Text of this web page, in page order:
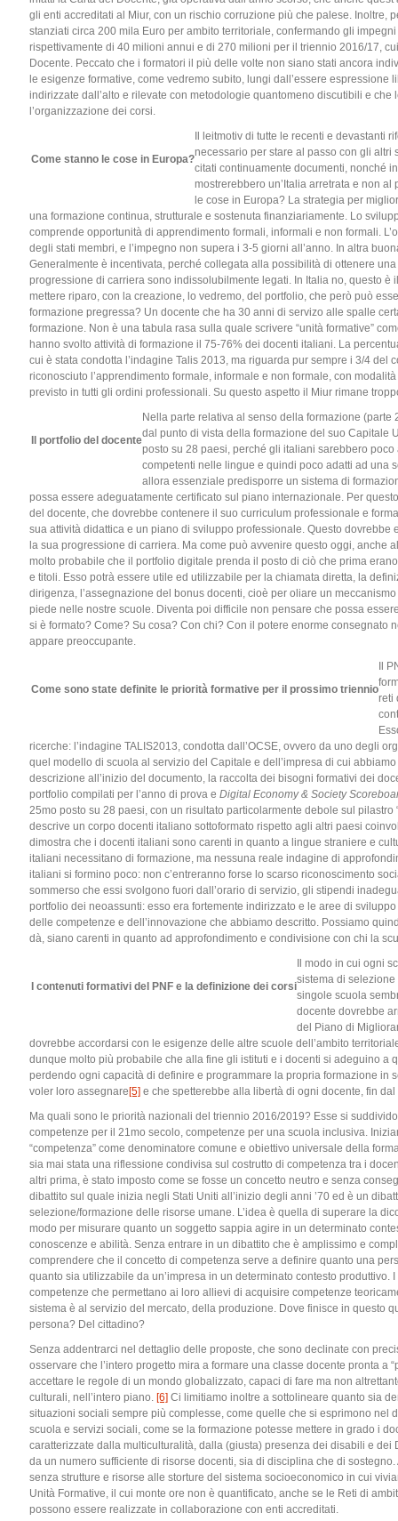
gli enti accreditati al Miur, con un rischio corruzione più che palese. Inoltre,
stanziati circa 200 mila Euro per ambito territoriale, confermando gli
rispettivamente di 40 milioni annui e di 270 milioni per il triennio 2016/17,
Docente. Peccato che i formatori il più delle volte non siano stati ancora
le esigenze formative, come vedremo subito, lungi dall’essere espressione
indirizzate dall’alto e rilevate con metodologie quantomeno discutibili e che
l’organizzazione dei corsi.
Come stanno le cose in Europa?
Il leitmotiv di tutte le recenti e devastanti
necessario per stare al passo con gli altri
citati continuamente documenti, nonché
mostrerebbero un’Italia arretrata e non
le cose in Europa? La strategia per
una formazione continua, strutturale e sostenuta finanziariamente. Lo
comprende opportunità di apprendimento formali, informali e non formali.
degli stati membri, e l’impegno non supera i 3-5 giorni all’anno. In altra
Generalmente è incentivata, perché collegata alla possibilità di ottenere
progressione di carriera sono indissolubilmente legati. In Italia no, questo è
mettere riparo, con la creazione, lo vedremo, del portfolio, che però può
formazione pregressa? Un docente che ha 30 anni di servizo alle spalle
formazione. Non è una tabula rasa sulla quale scrivere “unità formative”
hanno svolto attività di formazione il 75-76% dei docenti italiani. La
cui è stata condotta l’indagine Talis 2013, ma riguarda pur sempre i 3/4 del
riconosciuto l’apprendimento formale, informale e non formale, con
previsto in tutti gli ordini professionali. Su questo aspetto il Miur rimane
Il portfolio del docente
Nella parte relativa al senso della formazione (parte
dal punto di vista della formazione del suo Capitale
posto su 28 paesi, perché gli italiani sarebbero
competenti nelle lingue e quindi poco adatti ad una
allora essenziale predisporre un sistema di
possa essere adeguatamente certificato sul piano internazionale. Per
del docente, che dovrebbe contenere il suo curriculum professionale e
sua attività didattica e un piano di sviluppo professionale. Questo dovrebbe
la sua progressione di carriera. Ma come può avvenire questo oggi, anche
molto probabile che il portfolio digitale prenda il posto di ciò che prima
e titoli. Esso potrà essere utile ed utilizzabile per la chiamata diretta, la
dirigenza, l’assegnazione del bonus docenti, cioè per oliare un
piede nelle nostre scuole. Diventa poi difficile non pensare che possa
si è formato? Come? Su cosa? Con chi? Con il potere enorme consegnato
appare preoccupante.
Come sono state definite le priorità formative per il prossimo triennio
Il
reti
ricerche: l’indagine TALIS2013, condotta dall’OCSE, ovvero da uno degli
quel modello di scuola al servizio del Capitale e dell’impresa di cui
descrizione all’inizio del documento, la raccolta dei bisogni formativi dei
portfolio compilati per l’anno di prova e Digital Economy & Society
25mo posto su 28 paesi, con un risultato particolarmente debole sul pilastro
descrive un corpo docenti italiano sottoformato rispetto agli altri paesi
dimostra che i docenti italiani sono carenti in quanto a lingue straniere e
italiani necessitano di formazione, ma nessuna reale indagine di
italiani si formino poco: non c’entreranno forse lo scarso riconoscimento
sommerso che essi svolgono fuori dall’orario di servizio, gli stipendi
portfolio dei neoassunti: esso era fortemente indirizzato e le aree di
delle competenze e dell’innovazione che abbiamo descritto. Possiamo
dà, siano carenti in quanto ad approfondimento e condivisione con chi la
I contenuti formativi del PNF e la definizione dei corsi
Il modo in cui ogni
sistema di
singole scuola
docente dovrebbe
del Piano di
dovrebbe accordarsi con le esigenze delle altre scuole dell’ambito
dunque molto più probabile che alla fine gli istituti e i docenti si adeguino a
perdendo ogni capacità di definire e programmare la propria formazione in
voler loro assegnare[5] e che spetterebbe alla libertà di ogni docente, fin
Ma quali sono le priorità nazionali del triennio 2016/2019? Esse si
competenze per il 21mo secolo, competenze per una scuola inclusiva.
“competenza” come denominatore comune e obiettivo universale della
sia mai stata una riflessione condivisa sul costrutto di competenza tra i
altri prima, è stato imposto come se fosse un concetto neutro e senza
dibattito sul quale inizia negli Stati Uniti all’inizio degli anni ’70 ed è un
selezione/formazione delle risorse umane. L’idea è quella di superare la
modo per misurare quanto un soggetto sappia agire in un determinato
conoscenze e abilità. Senza entrare in un dibattito che è amplissimo e
comprendere che il concetto di competenza serve a definire quanto una
quanto sia utilizzabile da un’impresa in un determinato contesto produttivo.
competenze che permettano ai loro allievi di acquisire competenze
sistema è al servizio del mercato, della produzione. Dove finisce in questo
persona? Del cittadino?
Senza addentrarci nel dettaglio delle proposte, che sono declinate con
osservare che l’intero progetto mira a formare una classe docente pronta a
accettare le regole di un mondo globalizzato, capaci di fare ma non
culturali, nell’intero piano. [6] Ci limitiamo inoltre a sottolineare quanto sia
situazioni sociali sempre più complesse, come quelle che si esprimono nel
scuola e servizi sociali, come se la formazione potesse mettere in grado i
caratterizzate dalla multiculturalità, dalla (giusta) presenza dei disabili e
da un numero sufficiente di risorse docenti, sia di disciplina che di
senza strutture e risorse alle storture del sistema socioeconomico in cui
Unità Formative, il cui monte ore non è quantificato, anche se le Reti di
possono essere realizzate in collaborazione con enti accreditati.